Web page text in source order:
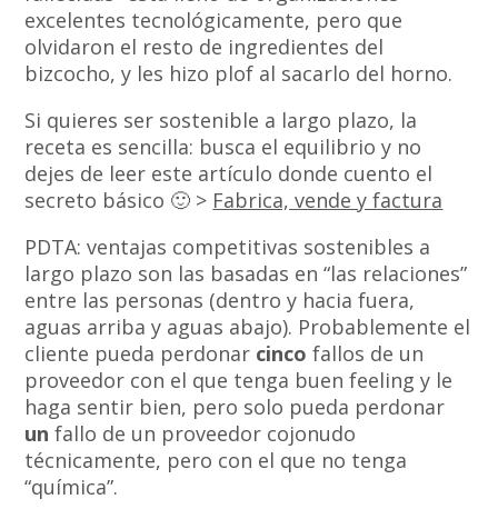
excelentes tecnológicamente, pero que
olvidaron el resto de ingredientes del
bizcocho, y les hizo plof al sacarlo del horno.
Si quieres ser sostenible a largo plazo, la
receta es sencilla: busca el equilibrio y no
dejes de leer este artículo donde cuento el
secreto básico 🙂 > Fabrica, vende y factura
PDTA: ventajas competitivas sostenibles a
largo plazo son las basadas en “las relaciones”
entre las personas (dentro y hacia fuera,
aguas arriba y aguas abajo). Probablemente el
cliente pueda perdonar cinco fallos de un
proveedor con el que tenga buen feeling y le
haga sentir bien, pero solo pueda perdonar
un fallo de un proveedor cojonudo
técnicamente, pero con el que no tenga
“química”.